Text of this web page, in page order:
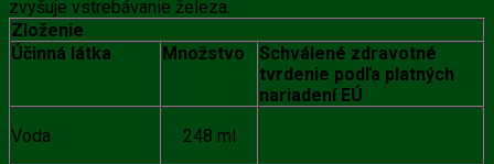
zvyšuje vstrebávanie železa.
Zloženie
Účinná látka
Množstvo
Schválené zdravotné
tvrdenie podľa platných
nariadení EÚ
Voda
248 ml